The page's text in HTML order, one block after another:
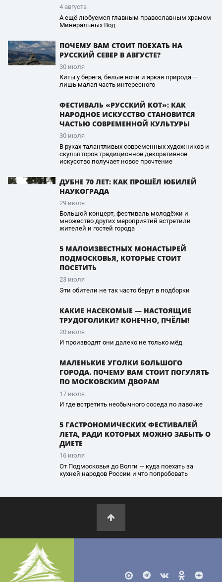
4 августа
А ещё любуемся главным православным храмом
Минеральных Вод
ПОЧЕМУ ВАМ СТОИТ ПОЕХАТЬ НА
РУССКИЙ СЕВЕР В АВГУСТЕ?
30 июля
Киты у берега, белые ночи и яркая природа —
лишь малая часть интересного
ФЕСТИВАЛЬ «РУССКИЙ КОТ»: КАК
НАРОДНОЕ ИСКУССТВО СТАНОВИТСЯ
ЧАСТЬЮ СОВРЕМЕННОЙ КУЛЬТУРЫ
30 июля
В руках талантливых современных художников и
скульпторов традиционное декоративное
искусство получает новое прочтение
ДУБНЕ 70 ЛЕТ: КАК ПРОШЁЛ ЮБИЛЕЙ
НАУКОГРАДА
29 июля
Большой концерт, фестиваль молодёжи и
множество других мероприятий встретили
жителей и гостей города
5 МАЛОИЗВЕСТНЫХ МОНАСТЫРЕЙ
ПОДМОСКОВЬЯ, КОТОРЫЕ СТОИТ
ПОСЕТИТЬ
23 июля
Эти обители не так часто берут в подборки
КАКИЕ НАСЕКОМЫЕ — НАСТОЯЩИЕ
ТРУДОГОЛИКИ? КОНЕЧНО, ПЧЁЛЫ!
20 июля
И производят они далеко не только мёд
МАЛЕНЬКИЕ УГОЛКИ БОЛЬШОГО
ГОРОДА. ПОЧЕМУ ВАМ СТОИТ ПОГУЛЯТЬ
ПО МОСКОВСКИМ ДВОРАМ
17 июля
И где встретить необычного соседа по лавочке
5 ГАСТРОНОМИЧЕСКИХ ФЕСТИВАЛЕЙ
ЛЕТА, РАДИ КОТОРЫХ МОЖНО ЗАБЫТЬ О
ДИЕТЕ
16 июля
От Подмосковья до Волги — куда поехать за
кухней народов России и что попробовать